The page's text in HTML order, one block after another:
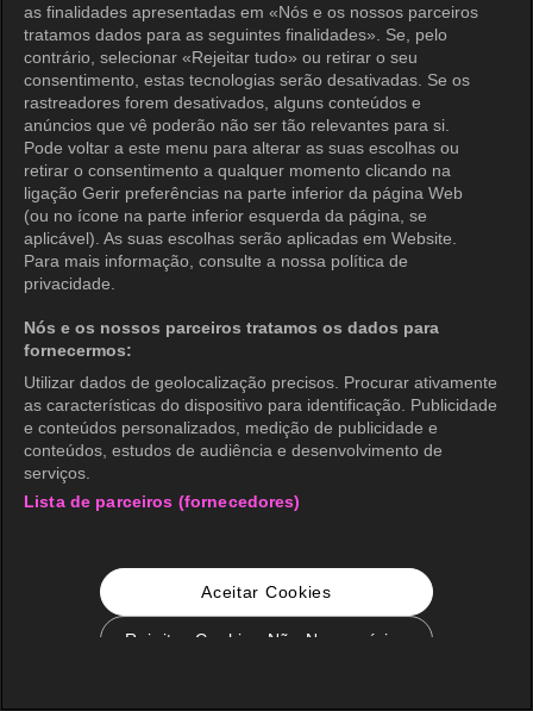
as finalidades apresentadas em «Nós e os nossos parceiros
tratamos dados para as seguintes finalidades». Se, pelo
contrário, selecionar «Rejeitar tudo» ou retirar o seu
consentimento, estas tecnologias serão desativadas. Se os
rastreadores forem desativados, alguns conteúdos e
anúncios que vê poderão não ser tão relevantes para si.
Pode voltar a este menu para alterar as suas escolhas ou
retirar o consentimento a qualquer momento clicando na
ligação Gerir preferências na parte inferior da página Web
(ou no ícone na parte inferior esquerda da página, se
aplicável). As suas escolhas serão aplicadas em Website.
Para mais informação, consulte a nossa política de
privacidade.
Nós e os nossos parceiros tratamos os dados para
fornecermos:
Utilizar dados de geolocalização precisos. Procurar ativamente
as características do dispositivo para identificação. Publicidade
e conteúdos personalizados, medição de publicidade e
conteúdos, estudos de audiência e desenvolvimento de
serviços.
Lista de parceiros (fornecedores)
Aceitar Cookies
Rejeitar Cookies Não Necessários